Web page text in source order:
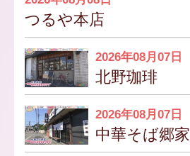
つるや本店
2026年08月07日
北野珈琲
2026年08月07日
中華そば郷家